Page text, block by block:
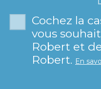
Cochez la
vous
Robert et
Robert. En